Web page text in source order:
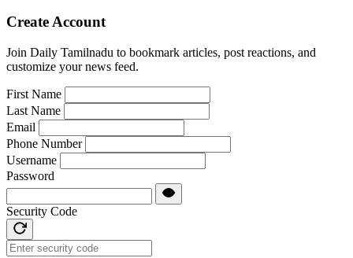
Create Account
Join Daily Tamilnadu to bookmark articles, post reactions, and
customize your news feed.
First Name
Last Name
Email
Phone Number
Username
Password
Security Code